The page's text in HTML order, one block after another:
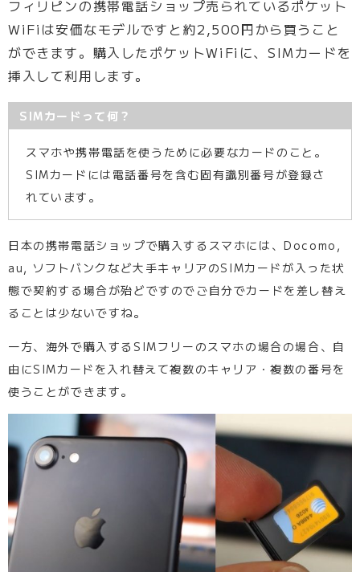
フィリピンの携帯電話ショップ売られているポケット
WiFiは安価なモデルですと約2,500円から買うこと
ができます。購入したポケットWiFiに、SIMカードを
挿入して利用します。
SIMカードって何？
スマホや携帯電話を使うために必要なカードのこと。
SIMカードには電話番号を含む固有識別番号が登録さ
れています。
日本の携帯電話ショップで購入するスマホには、Docomo,
au, ソフトバンクなど大手キャリアのSIMカードが入った状
態で契約する場合が殆どですのでご自分でカードを差し替え
ることは少ないですね。
一方、海外で購入するSIMフリーのスマホの場合の場合、自
由にSIMカードを入れ替えて複数のキャリア・複数の番号を
使うことができます。